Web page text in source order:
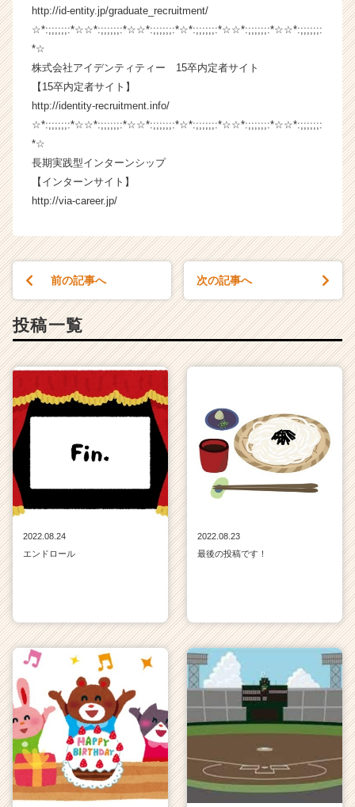
ャ
リ
h
e
r
http://id-entity.jp/graduate_recruitment/
☆*:;;;;;;:*☆☆*:;;;;;;:*☆☆*:;;;;;;:*☆*:;;;;;;:*☆☆*:;;;;;;:*☆☆*:;;;;;;:
*☆
株式会社アイデンティティー 15卒内定者サイト
【15卒内定者サイト】
http://identity-recruitment.info/
☆*:;;;;;;:*☆☆*:;;;;;;:*☆☆*:;;;;;;:*☆*:;;;;;;:*☆☆*:;;;;;;:*☆☆*:;;;;;;:
*☆
長期実践型インターンシップ
【インターンサイト】
http://via-career.jp/
前の記事へ 次の記事へ
投稿一覧
2022.08.24
エンドロール
2022.08.23
最後の投稿です！